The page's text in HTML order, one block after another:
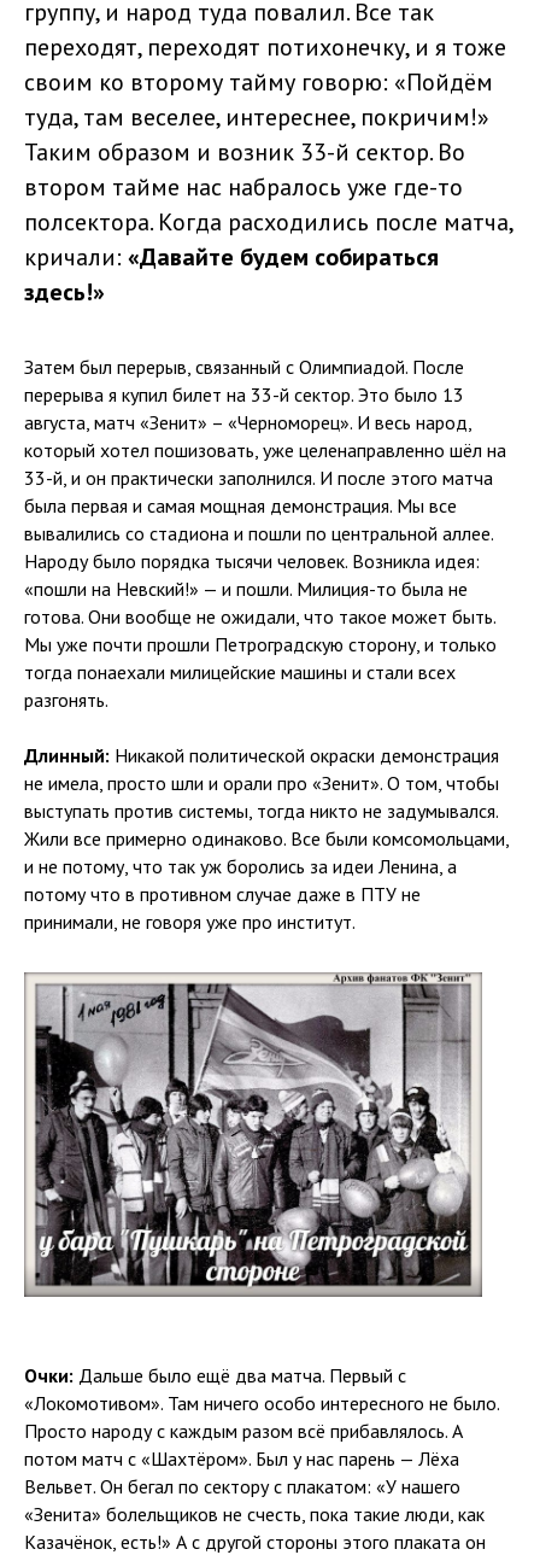
группу, и народ туда повалил. Все так
переходят, переходят потихонечку, и я тоже
своим ко второму тайму говорю: «Пойдём
туда, там веселее, интереснее, покричим!»
Таким образом и возник 33-й сектор. Во
втором тайме нас набралось уже где-то
полсектора. Когда расходились после матча,
кричали: «Давайте будем собираться
здесь!»
Затем был перерыв, связанный с Олимпиадой. После
перерыва я купил билет на 33-й сектор. Это было 13
августа, матч «Зенит» – «Черноморец». И весь народ,
который хотел пошизовать, уже целенаправленно шёл на
33-й, и он практически заполнился. И после этого матча
была первая и самая мощная демонстрация. Мы все
вывалились со стадиона и пошли по центральной аллее.
Народу было порядка тысячи человек. Возникла идея:
«пошли на Невский!» — и пошли. Милиция-то была не
готова. Они вообще не ожидали, что такое может быть.
Мы уже почти прошли Петроградскую сторону, и только
тогда понаехали милицейские машины и стали всех
разгонять.
Длинный: Никакой политической окраски демонстрация
не имела, просто шли и орали про «Зенит». О том, чтобы
выступать против системы, тогда никто не задумывался.
Жили все примерно одинаково. Все были комсомольцами,
и не потому, что так уж боролись за идеи Ленина, а
потому что в противном случае даже в ПТУ не
принимали, не говоря уже про институт.
Очки: Дальше было ещё два матча. Первый с
«Локомотивом». Там ничего особо интересного не было.
Просто народу с каждым разом всё прибавлялось. А
потом матч с «Шахтёром». Был у нас парень — Лёха
Вельвет. Он бегал по сектору с плакатом: «У нашего
«Зенита» болельщиков не счесть, пока такие люди, как
Казачёнок, есть!» А с другой стороны этого плаката он